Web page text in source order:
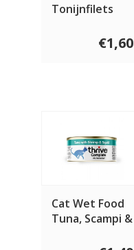
Tonijnfilets
120 gram€1,60
Cat Wet Food
Tuna, Scampi &